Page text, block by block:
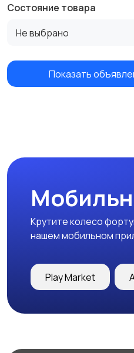
Состояние товара
Не выбрано
Показать
Крутите колесо
нашем мобильном
Play Market